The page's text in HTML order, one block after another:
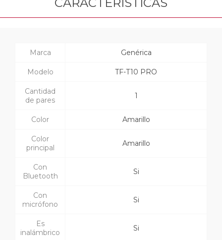
Marca Genérica
Modelo TF-T10 PRO
Cantidad
de pares
1
Color Amarillo
Color
principal
Amarillo
Con
Bluetooth
Si
Con
micrófono
Si
Es
inalámbrico
Si